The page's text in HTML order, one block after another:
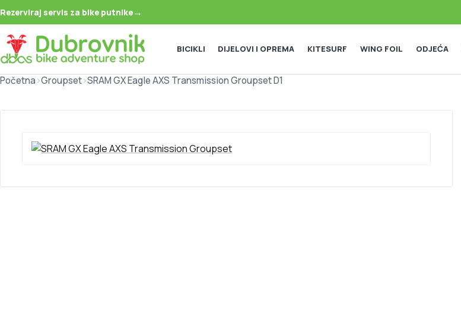
Rezerviraj servis za bike putnike→
BICIKLI DIJELOVI I OPREMA KITESURF WING FOIL ODJEĆA
Početna>Groupset>SRAM GX Eagle AXS Transmission Groupset D1